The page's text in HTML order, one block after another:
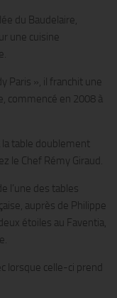
du Baudelaire,
une cuisine
Paris », il franchit une
commencé en 2008 à
la table doublement
le Chef Rémy Giraud.
l’une des tables
auprès de Philippe
étoiles au Faventia,
lorsque celle-ci prend